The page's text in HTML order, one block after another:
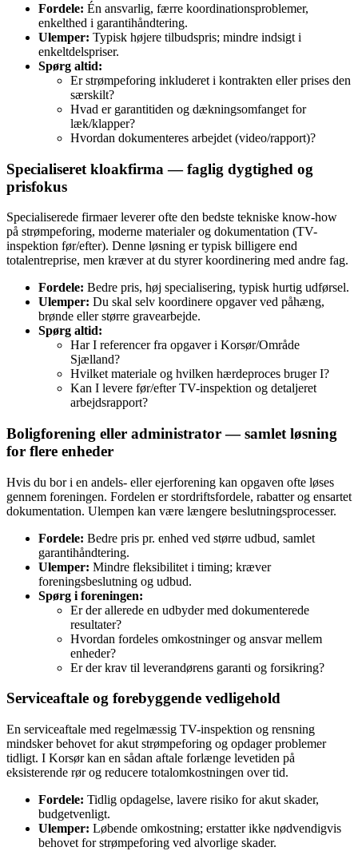
Fordele: Én ansvarlig, færre koordinationsproblemer,
enkelthed i garantihåndtering.
Ulemper: Typisk højere tilbudspris; mindre indsigt i
enkeltdelspriser.
Spørg altid:
Er strømpeforing inkluderet i kontrakten eller prises den
særskilt?
Hvad er garantitiden og dækningsomfanget for
læk/klapper?
Hvordan dokumenteres arbejdet (video/rapport)?
Specialiseret kloakfirma — faglig dygtighed og
prisfokus
Specialiserede firmaer leverer ofte den bedste tekniske know‑how
på strømpeforing, moderne materialer og dokumentation (TV-
inspektion før/efter). Denne løsning er typisk billigere end
totalentreprise, men kræver at du styrer koordinering med andre fag.
Fordele: Bedre pris, høj specialisering, typisk hurtig udførsel.
Ulemper: Du skal selv koordinere opgaver ved påhæng,
brønde eller større gravearbejde.
Spørg altid:
Har I referencer fra opgaver i Korsør/Område
Sjælland?
Hvilket materiale og hvilken hærdeproces bruger I?
Kan I levere før/efter TV-inspektion og detaljeret
arbejdsrapport?
Boligforening eller administrator — samlet løsning
for flere enheder
Hvis du bor i en andels- eller ejerforening kan opgaven ofte løses
gennem foreningen. Fordelen er stordriftsfordele, rabatter og ensartet
dokumentation. Ulempen kan være længere beslutningsprocesser.
Fordele: Bedre pris pr. enhed ved større udbud, samlet
garantihåndtering.
Ulemper: Mindre fleksibilitet i timing; kræver
foreningsbeslutning og udbud.
Spørg i foreningen:
Er der allerede en udbyder med dokumenterede
resultater?
Hvordan fordeles omkostninger og ansvar mellem
enheder?
Er der krav til leverandørens garanti og forsikring?
Serviceaftale og forebyggende vedligehold
En serviceaftale med regelmæssig TV-inspektion og rensning
mindsker behovet for akut strømpeforing og opdager problemer
tidligt. I Korsør kan en sådan aftale forlænge levetiden på
eksisterende rør og reducere totalomkostningen over tid.
Fordele: Tidlig opdagelse, lavere risiko for akut skader,
budgetvenligt.
Ulemper: Løbende omkostning; erstatter ikke nødvendigvis
behovet for strømpeforing ved alvorlige skader.